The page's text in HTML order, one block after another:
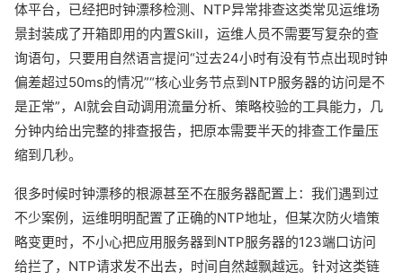
体平台，已经把时钟漂移检测、NTP异常排查这类常见运维场
景封装成了开箱即用的内置Skill，运维人员不需要写复杂的查
询语句，只要用自然语言提问“过去24小时有没有节点出现时钟
偏差超过50ms的情况”“核心业务节点到NTP服务器的访问是不
是正常”，AI就会自动调用流量分析、策略校验的工具能力，几
分钟内给出完整的排查报告，把原本需要半天的排查工作量压
缩到几秒。
很多时候时钟漂移的根源甚至不在服务器配置上：我们遇到过
不少案例，运维明明配置了正确的NTP地址，但某次防火墙策
略变更时，不小心把应用服务器到NTP服务器的123端口访问
给拦了，NTP请求发不出去，时间自然越飘越远。针对这类链